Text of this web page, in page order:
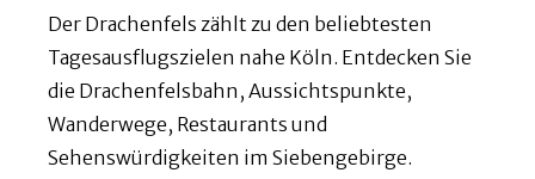
Der Drachenfels zählt zu den beliebtesten
Tagesausflugszielen nahe Köln. Entdecken Sie
die Drachenfelsbahn, Aussichtspunkte,
Wanderwege, Restaurants und
Sehenswürdigkeiten im Siebengebirge.